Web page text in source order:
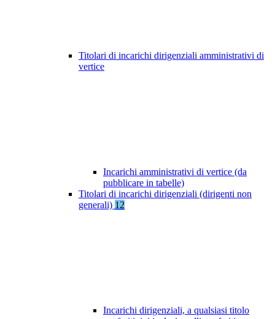
Titolari di incarichi dirigenziali amministrativi di
vertice
Incarichi amministrativi di vertice (da
pubblicare in tabelle)
Titolari di incarichi dirigenziali (dirigenti non
generali) 12
Incarichi dirigenziali, a qualsiasi titolo